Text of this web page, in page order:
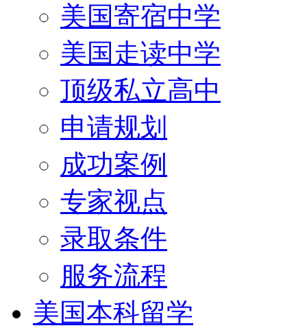
美国寄宿中学
美国走读中学
顶级私立高中
申请规划
成功案例
专家视点
录取条件
服务流程
美国本科留学